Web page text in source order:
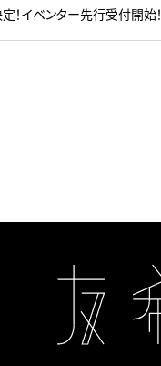
！イベンター先行受付開始！